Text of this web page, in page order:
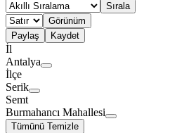
Sırala
Görünüm
Paylaş
Kaydet
İl
Antalya
İlçe
Serik
Semt
Burmahancı Mahallesi
Tümünü Temizle